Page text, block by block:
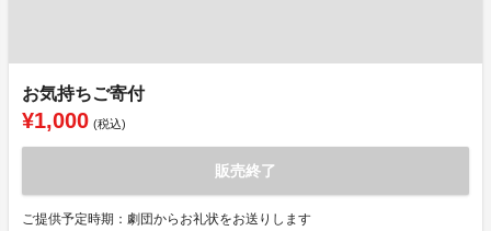
お気持ちご寄付
¥1,000 (税込)
販売終了
ご提供予定時期：劇団からお礼状をお送りします